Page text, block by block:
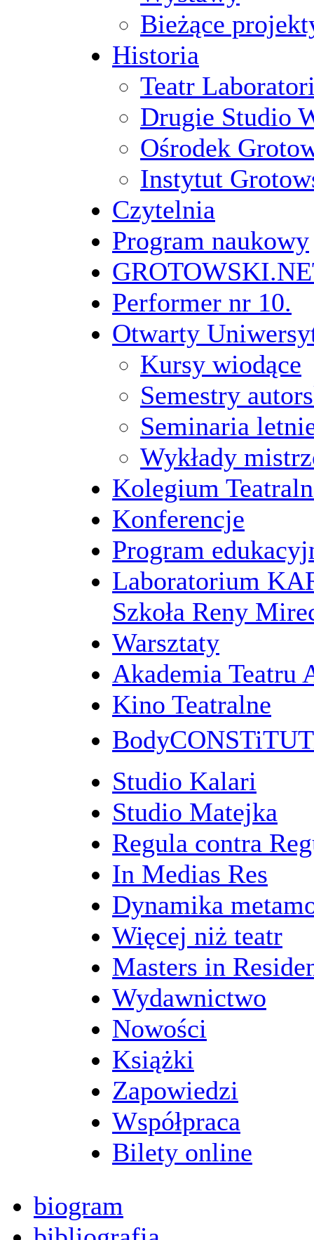
Bieżące
Historia
Teatr
Drugie Studio
Ośrodek
Instytut
Czytelnia
Program naukowy
Performer nr 10.
Otwarty
Kursy wiodące
Semestry
Seminaria
Wykłady
Kolegium
Konferencje
Program
Laboratorium
Szkoła Reny
Warsztaty
Akademia Teatru
Kino Teatralne
Studio Kalari
Studio Matejka
Regula contra
In Medias Res
Dynamika
Więcej niż teatr
Masters in
Wydawnictwo
Nowości
Książki
Zapowiedzi
Współpraca
Bilety online
biogram